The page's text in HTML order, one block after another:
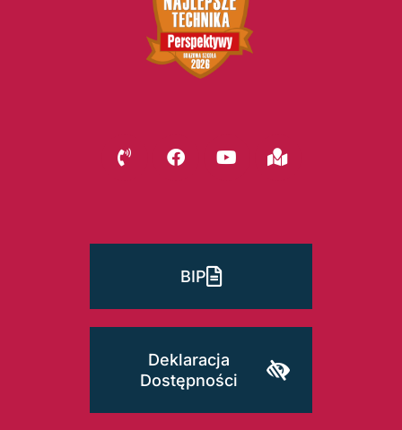
BIP
Deklaracja
Dostępności